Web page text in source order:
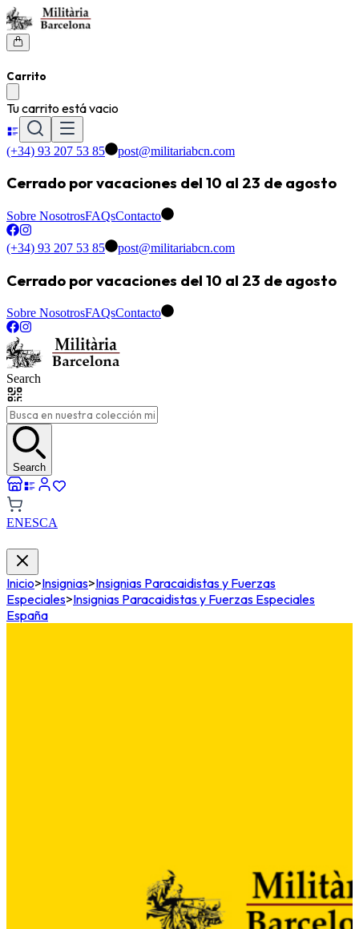
Carrito
Tu carrito está vacio
(+34) 93 207 53 85 post@militariabcn.com
Cerrado por vacaciones del 10 al 23 de agosto
Sobre NosotrosFAQsContacto
(+34) 93 207 53 85 post@militariabcn.com
Cerrado por vacaciones del 10 al 23 de agosto
Sobre NosotrosFAQsContacto
Search
Search
ENESCA
Inicio>Insignias>Insignias Paracaidistas y Fuerzas
Especiales>Insignias Paracaidistas y Fuerzas Especiales
España